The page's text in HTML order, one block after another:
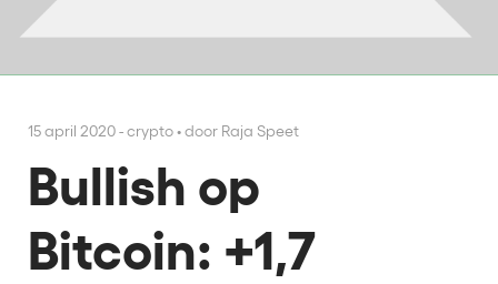
15 april 2020 - crypto•door Raja Speet
Bullish op
Bitcoin: +1,7